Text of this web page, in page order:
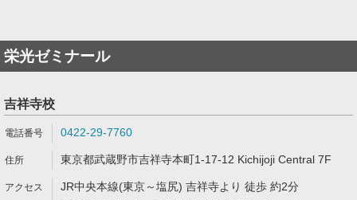
栄光ゼミナール
吉祥寺校
0422-29-7760
東京都武蔵野市吉祥寺本町1-17-12 Kichijoji Central 7F
JR中央本線(東京～塩尻) 吉祥寺より 徒歩 約2分